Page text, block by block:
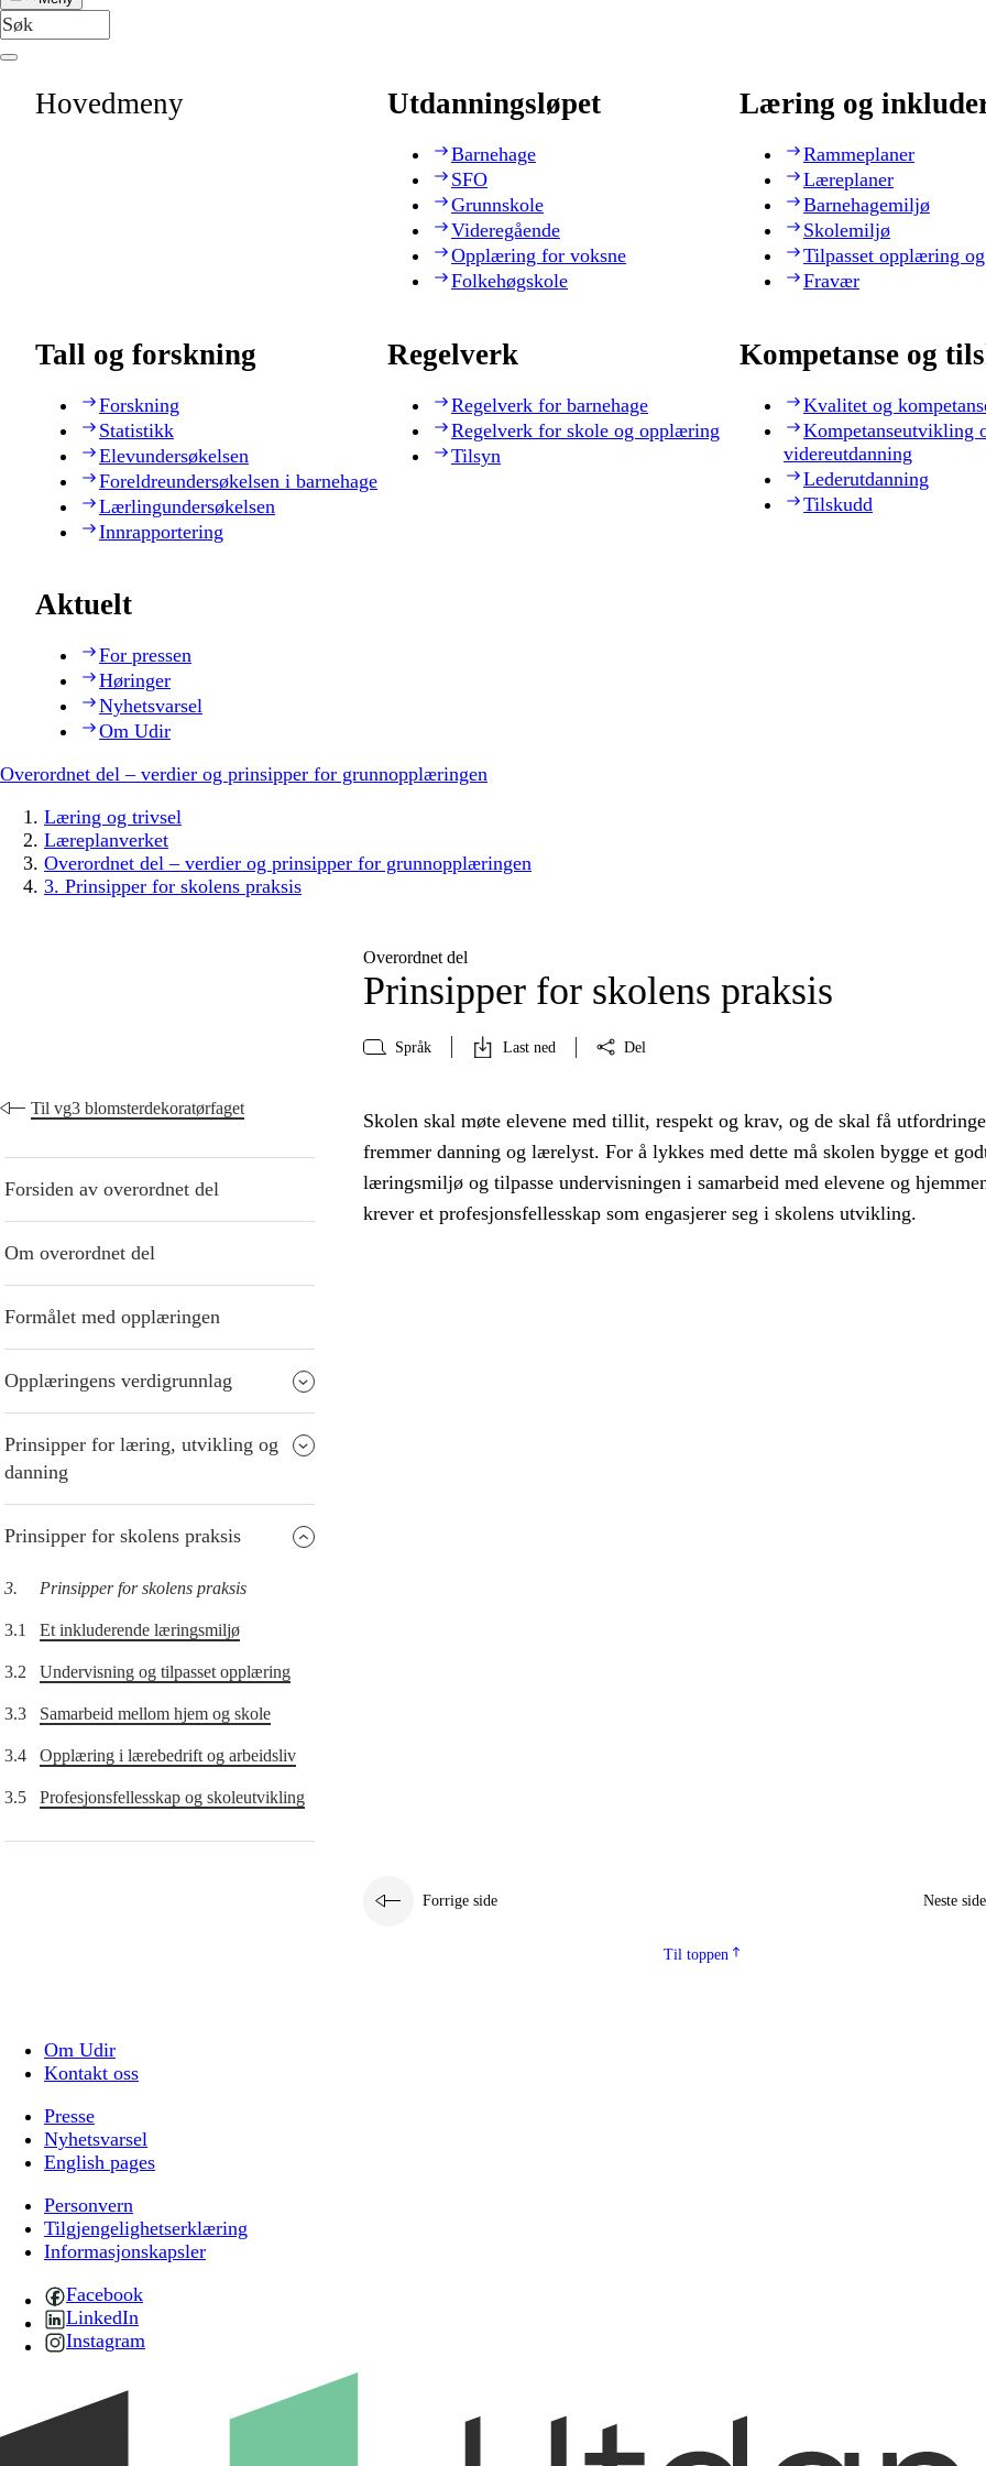
Hovedmeny Utdanningsløpet
Barnehage
SFO
Grunnskole
Videregående
Opplæring for voksne
Folkehøgskole
Læring og
Rammeplaner
Læreplaner
Barnehagemiljø
Skolemiljø
Tilpasset opplæring
Fravær
Tall og forskning
Forskning
Statistikk
Elevundersøkelsen
Foreldreundersøkelsen i barnehage
Lærlingundersøkelsen
Innrapportering
Regelverk
Regelverk for barnehage
Regelverk for skole og opplæring
Tilsyn
Kompetanse og
Kvalitet og
Kompetanseutvikling
videreutdanning
Lederutdanning
Tilskudd
Aktuelt
For pressen
Høringer
Nyhetsvarsel
Om Udir
Overordnet del – verdier og prinsipper for grunnopplæringen
Læring og trivsel
Læreplanverket
Overordnet del – verdier og prinsipper for grunnopplæringen
3. Prinsipper for skolens praksis
Overordnet del
Prinsipper for skolens praksis
Språk Last ned Del
Til vg3 blomsterdekoratørfaget
Forsiden av overordnet del
Om overordnet del
Formålet med opplæringen
Opplæringens verdigrunnlag
Prinsipper for læring, utvikling og
danning
Prinsipper for skolens praksis
3. Prinsipper for skolens praksis
3.1 Et inkluderende læringsmiljø
3.2 Undervisning og tilpasset opplæring
3.3 Samarbeid mellom hjem og skole
3.4 Opplæring i lærebedrift og arbeidsliv
3.5 Profesjonsfellesskap og skoleutvikling
Skolen skal møte elevene med tillit, respekt og krav, og de skal få
fremmer danning og lærelyst. For å lykkes med dette må skolen bygge et
læringsmiljø og tilpasse undervisningen i samarbeid med elevene og
krever et profesjonsfellesskap som engasjerer seg i skolens utvikling.
Forrige side Neste side
Til toppen
Om Udir
Kontakt oss
Presse
Nyhetsvarsel
English pages
Personvern
Tilgjengelighetserklæring
Informasjonskapsler
Facebook
LinkedIn
Instagram